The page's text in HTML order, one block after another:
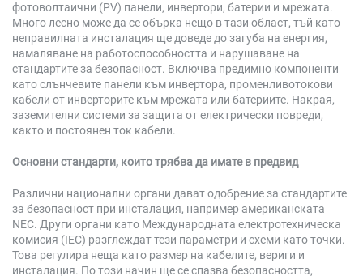
фотоволтаични (PV) панели, инвертори, батерии и мрежата.
Много лесно може да се обърка нещо в тази област, тъй като
неправилната инсталация ще доведе до загуба на енергия,
намаляване на работоспособността и нарушаване на
стандартите за безопасност. Включва предимно компоненти
като слънчевите панели към инвертора, променливотокови
кабели от инверторите към мрежата или батериите. Накрая,
заземителни системи за защита от електрически повреди,
както и постоянен ток кабели.
Основни стандарти, които трябва да имате в предвид
Различни национални органи дават одобрение за стандартите
за безопасност при инсталация, например американската
NEC. Други органи като Международната електротехническа
комисия (IEC) разглеждат тези параметри и схеми като точки.
Това регулира неща като размер на кабелите, вериги и
инсталация. По този начин ще се спазва безопасността,